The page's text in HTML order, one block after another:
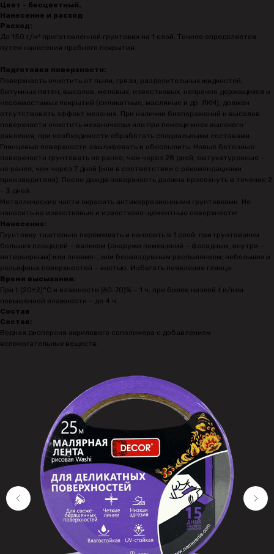
Цвет - бесцветный.
Нанесение и расход
Расход:
До 150 г/м² приготовленной грунтовки на 1 слой. Точнее определяется
путем нанесения пробного покрытия.
Подготовка поверхности:
Поверхность очистить от пыли, грязи, разделительных жидкостей,
битумных пятен, высолов, меловых, известковых, непрочно держащихся и
несовместимых покрытий (силикатные, масляные и др. ЛКМ), должен
отсутствовать эффект меления. При наличии биопоражений и высолов
поверхности очистить механически или при помощи моек высокого
давления, при необходимости обработать специальными составами.
Глянцевые поверхности зашлифовать и обеспылить. Новые бетонные
поверхности грунтовать не ранее, чем через 28 дней, оштукатуренные –
не ранее, чем через 7 дней (или в соответствии с рекомендациями
производителя). После дождя поверхность должна просохнуть в течение 2
- 3 дней.
Металлические части окрасить антикоррозионными грунтовками. Не
наносить на известковые и известково-цементные поверхности!
Нанесение:
Грунтовку тщательно перемешать и наносить в 1 слой: при грунтовании
больших площадей – валиком (снаружи помещений – фасадным, внутри –
интерьерным) или пневмо-, или безвоздушным распылением; небольших и
рельефных поверхностей – кистью. Избегать появление глянца.
Время высыхания:
При t (20±2)°С и влажности (60-70)% – 1 ч, при более низкой t и/или
повышенной влажности – до 4 ч.
Состав
Состав:
Водная дисперсия акрилового сополимера с добавлением
вспомогательных веществ.